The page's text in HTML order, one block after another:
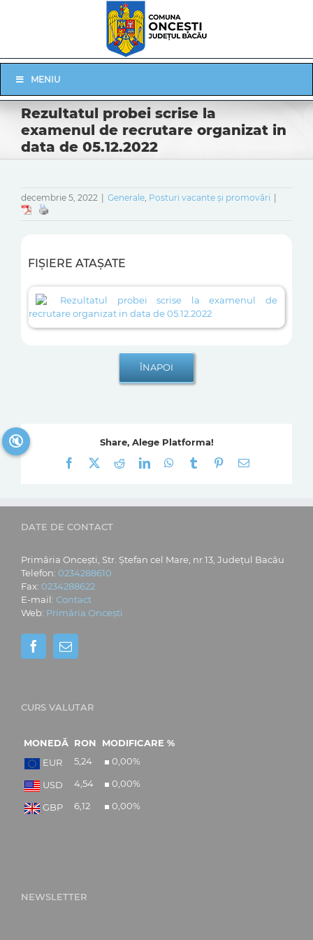
Navigation
MENIU
Rezultatul probei scrise la
examenul de recrutare organizat in
data de 05.12.2022
decembrie 5, 2022 Generale, Posturi vacante și promovări
FIȘIERE ATAȘATE
Rezultatul probei scrise la examenul de
recrutare organizat in data de 05.12.2022
Share, Alege Platforma!
Facebook
RedditLinkedInWhatsApp
Tumblr Pinterest
E-
DATE DE CONTACT
Primăria Oncești, Str. Ștefan cel Mare, nr.13, Județul Bacău
Telefon: 0234288610
Fax: 0234288622
E-mail: Contact
Web: Primăria Oncești
CURS VALUTAR
MONEDĂ RON
MODIFICARE %
EUR
5,24 0,00%
USD 4,54 0,00%
GBP 6,12 0,00%
NEWSLETTER
🔇